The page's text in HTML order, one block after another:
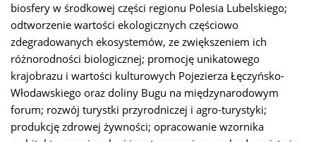
biosfery w środkowej części regionu Polesia Lubelskiego;
odtworzenie wartości ekologicznych częściowo
zdegradowanych ekosystemów, ze zwiększeniem ich
różnorodności biologicznej; promocję unikatowego
krajobrazu i wartości kulturowych Pojezierza Łęczyńsko-
Włodawskiego oraz doliny Bugu na międzynarodowym
forum; rozwój turystki przyrodniczej i agro-turystyki;
produkcję zdrowej żywności; opracowanie wzornika